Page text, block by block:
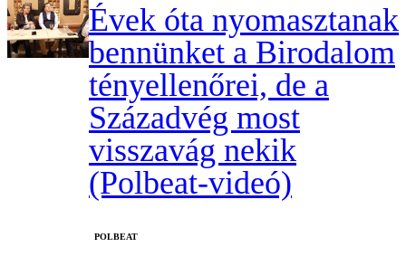
Évek óta nyomasztanak
bennünket a Birodalom
tényellenőrei, de a
Századvég most
visszavág nekik
(Polbeat-videó)
‎POLBEAT